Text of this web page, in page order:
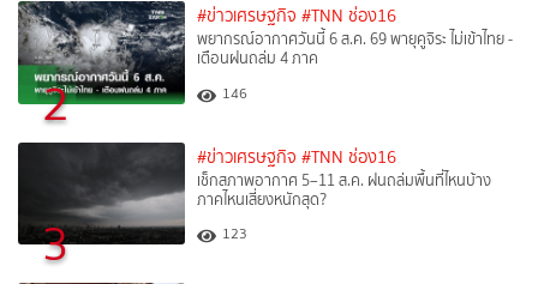
2
#ข่าวเศรษฐกิจ #TNN ช่อง16
พยากรณ์อากาศวันนี้ 6 ส.ค. 69 พายุคูจิระ ไม่เข้าไทย -
เตือนฝนถล่ม 4 ภาค
146
3
#ข่าวเศรษฐกิจ #TNN ช่อง16
เช็กสภาพอากาศ 5–11 ส.ค. ฝนถล่มพื้นที่ไหนบ้าง
ภาคไหนเสี่ยงหนักสุด?
123